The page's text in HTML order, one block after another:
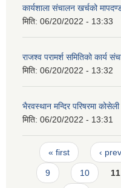
कार्यशाला संचालन खर्चको
मिति: 06/20/2022 - 13:33
राजश्व परामर्श समितिको कार्य
मिति: 06/20/2022 - 13:32
भैरवस्थान मन्दिर परिषरमा
मिति: 06/20/2022 - 13:31
Pages
« first ‹
9 10 11